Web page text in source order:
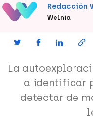
Redacción
Welnia
La
a identificar
detectar de